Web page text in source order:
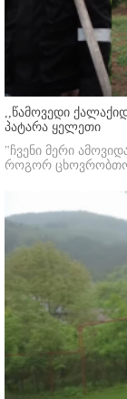
,,წამოვედი
პატარა ყელეთი
"ჩვენი მერი
როგორ